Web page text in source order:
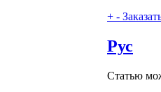
+ -
Рус
Статью